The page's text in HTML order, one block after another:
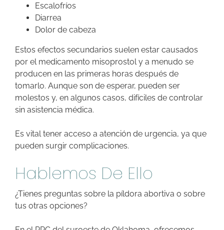
Escalofríos
Diarrea
Dolor de cabeza
Estos efectos secundarios suelen estar causados
por el medicamento misoprostol y a menudo se
producen en las primeras horas después de
tomarlo. Aunque son de esperar, pueden ser
molestos y, en algunos casos, difíciles de controlar
sin asistencia médica.
Es vital tener acceso a atención de urgencia, ya que
pueden surgir complicaciones.
Hablemos De Ello
¿Tienes preguntas sobre la píldora abortiva o sobre
tus otras opciones?